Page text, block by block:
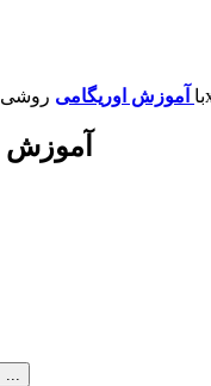
با آموزش اوریگامی
آموزش
...